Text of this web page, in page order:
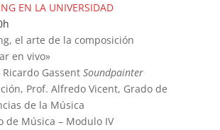
EN LA UNIVERSIDAD
el arte de la composición
en vivo»
Gassent Soundpainter
Prof. Alfredo Vicent, Grado de
de la Música
de Música – Modulo IV